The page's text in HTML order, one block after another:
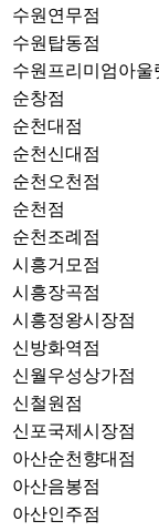
수원연무점
수원탑동점
수원프리미엄아울
순창점
순천대점
순천신대점
순천오천점
순천점
순천조례점
시흥거모점
시흥장곡점
시흥정왕시장점
신방화역점
신월우성상가점
신철원점
신포국제시장점
아산순천향대점
아산음봉점
아산인주점